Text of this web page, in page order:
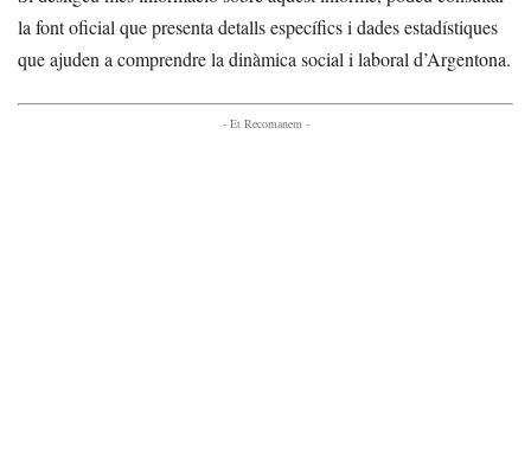
la font oficial que presenta detalls específics i dades estadístiques
que ajuden a comprendre la dinàmica social i laboral d’Argentona.
- Et Recomanem -